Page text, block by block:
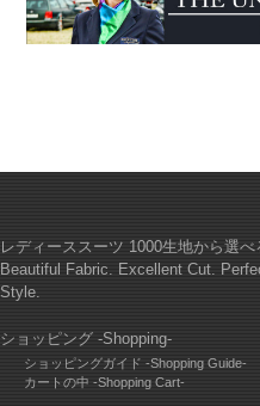
レディーススーツ 1000生地から選べ
Beautiful Fabric. Excellent Cut.
Style.
ショッピング -Shopping-
ショッピングガイド -Shopping Guide-
カートの中 -Shopping Cart-